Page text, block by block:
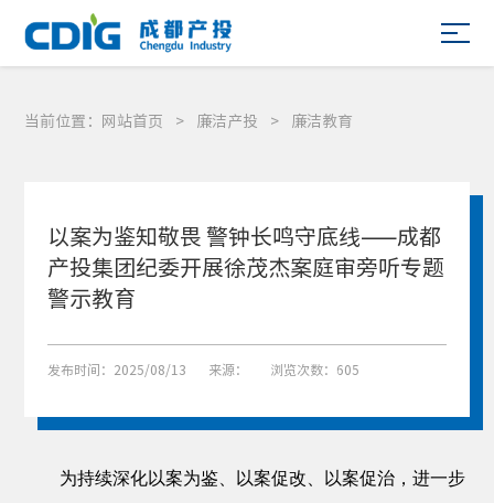
当前位置： 网站首页 > 廉洁产投 > 廉洁教育
以案为鉴知敬畏 警钟长鸣守底线——成都
产投集团纪委开展徐茂杰案庭审旁听专题
警示教育
发布时间：2025/08/13 来源： 浏览次数：605
为持续深化以案为鉴、以案促改、以案促治，进一步